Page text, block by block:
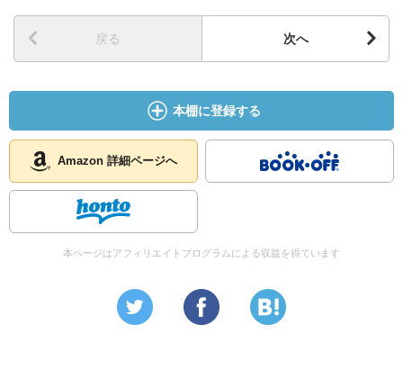
戻る 次へ
本棚に登録する
Amazon 詳細ページへ
本ページはアフィリエイトプログラムによる収益を得ています